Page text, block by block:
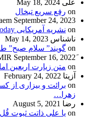
علی May 18, 2024
on رفع سریع تبخال
September 24, 2023
on نشریه آمریکایی usa today
ناشناس May 14, 2023
on گویند” سلام صبح”
September 16, 2022
on متن زیارت اربعین
آزیتا February 24, 2022
on برائت و بیزاری از
زهرا…
رضا August 5, 2021
on یا علی ذاتت ثبوت